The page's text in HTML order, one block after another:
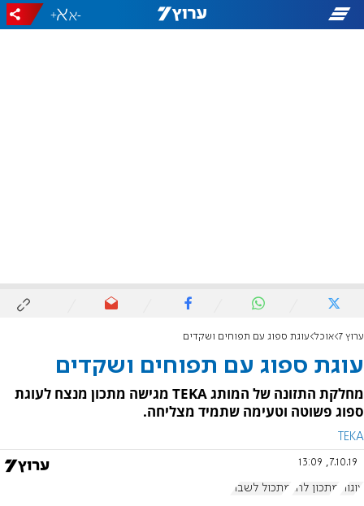
-
+
ערוץ 7 אוכל עוגת ספוג עם תפוחים ושקדים
עוגת ספוג עם תפוחים ושקדים
מחלקת התזונה של המותג TEKA מגישה מתכון מנצח לעוגת
ספוג פשוטה וטעימה שתמיד מצליחה.
TEKA
7.10.19, 13:09
עוגות מתכון לחג מתכול לשבת